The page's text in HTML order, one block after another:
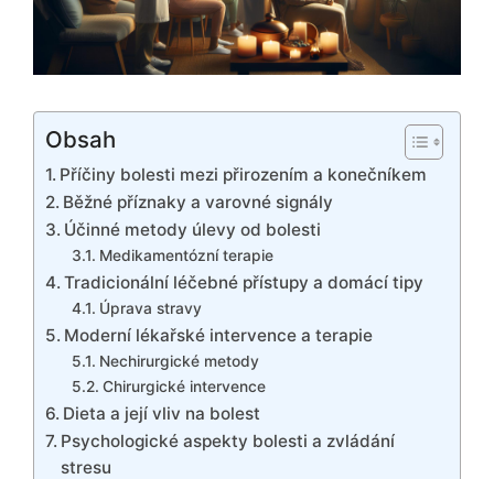
Obsah
Příčiny bolesti mezi přirozením a konečníkem
Běžné příznaky a varovné signály
Účinné metody úlevy od bolesti
Medikamentózní terapie
Tradicionální léčebné přístupy a domácí tipy
Úprava stravy
Moderní lékařské intervence a terapie
Nechirurgické metody
Chirurgické intervence
Dieta a její vliv na bolest
Psychologické aspekty bolesti a zvládání
stresu